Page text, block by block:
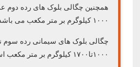
۱۰۰۰ کیلوگرم بر متر مکعب می باشد.
چگالی بلوک های سیمانی رده سوم
۱۰۰۰تا۱۷۰۰ کیلوگرم بر متر مکعب است.